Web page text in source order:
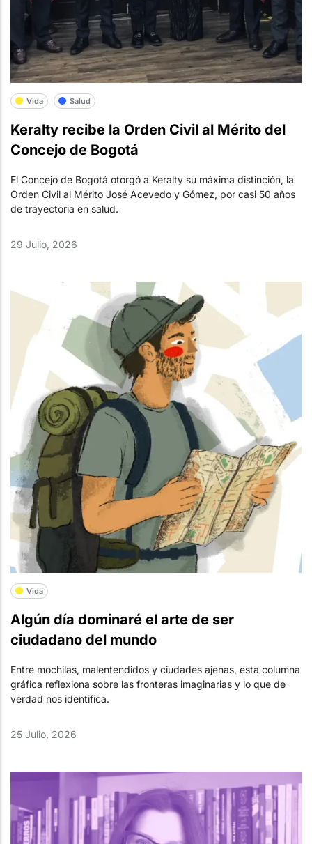
Vida Salud
Keralty recibe la Orden Civil al Mérito del
Concejo de Bogotá
El Concejo de Bogotá otorgó a Keralty su máxima distinción, la
Orden Civil al Mérito José Acevedo y Gómez, por casi 50 años
de trayectoria en salud.
29 Julio, 2026
Vida
Algún día dominaré el arte de ser
ciudadano del mundo
Entre mochilas, malentendidos y ciudades ajenas, esta columna
gráfica reflexiona sobre las fronteras imaginarias y lo que de
verdad nos identifica.
25 Julio, 2026